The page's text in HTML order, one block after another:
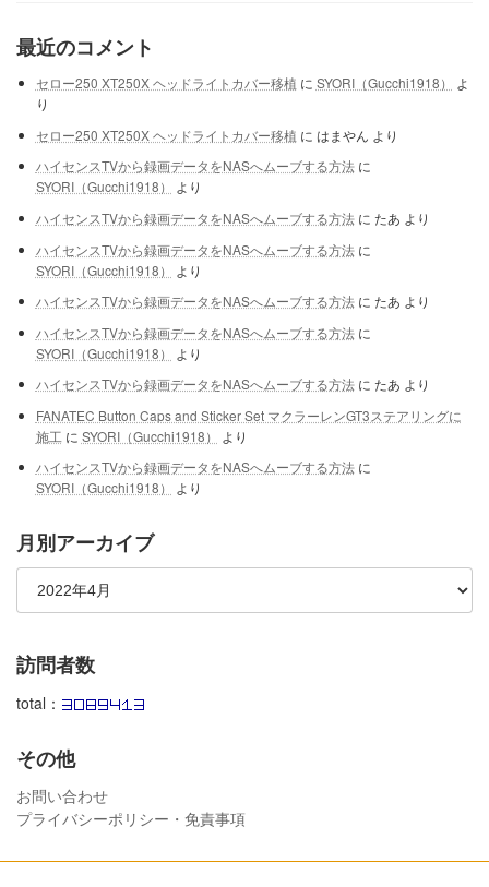
最近のコメント
セロー250 XT250X ヘッドライトカバー移植 に SYORI（Gucchi1918）
よ
り
セロー250 XT250X ヘッドライトカバー移植 に はまやん より
ハイセンスTVから録画データをNASへムーブする方法に
SYORI（Gucchi1918）
より
ハイセンスTVから録画データをNASへムーブする方法に たあ より
ハイセンスTVから録画データをNASへムーブする方法に
SYORI（Gucchi1918）
より
ハイセンスTVから録画データをNASへムーブする方法に たあ より
ハイセンスTVから録画データをNASへムーブする方法に
SYORI（Gucchi1918）
より
ハイセンスTVから録画データをNASへムーブする方法に たあ より
FANATEC Button Caps and Sticker Set マクラーレンGT3ステアリングに
施工 に SYORI（Gucchi1918）
より
ハイセンスTVから録画データをNASへムーブする方法に
SYORI（Gucchi1918）
より
月別アーカイブ
訪問者数
total：
その他
お問い合わせ
プライバシーポリシー・免責事項